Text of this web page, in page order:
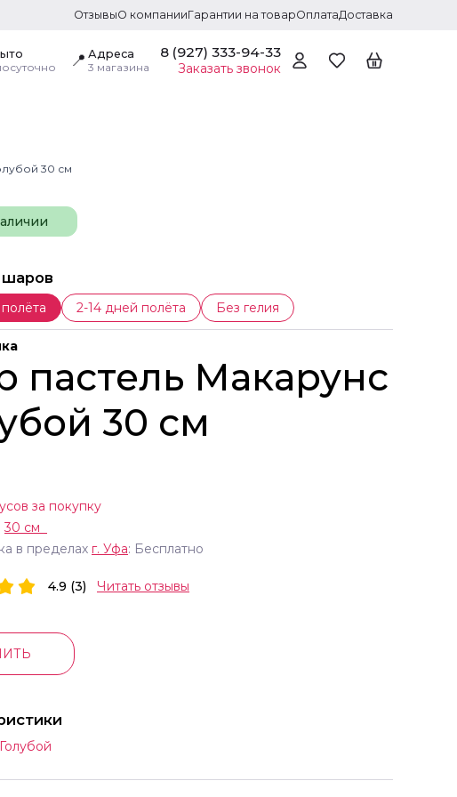
ОтзывыО компанииГарантии на товарОплатаДоставка
📍 Адреса
3 магазина
8 (927) 333-94-33
Заказать звонок
30 см
шаров
2-14 дней полёта Без гелия
пастель Макарунс
30 см
за покупку
30 см
в пределах г. Уфа: Бесплатно
4.9 (3) Читать отзывы
Голубой